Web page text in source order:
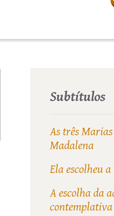
Subtítulos
As três
Madalena
Ela escolheu
A escolha da
contemplativa